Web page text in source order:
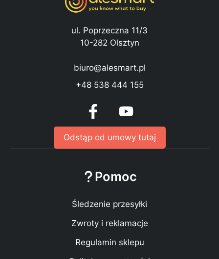
ul. Poprzeczna 11/3
10-282 Olsztyn
biuro@alesmart.pl
+48 538 444 155
Odstąp od umowy tutaj
Pomoc
Śledzenie przesyłki
Zwroty i reklamacje
Regulamin sklepu